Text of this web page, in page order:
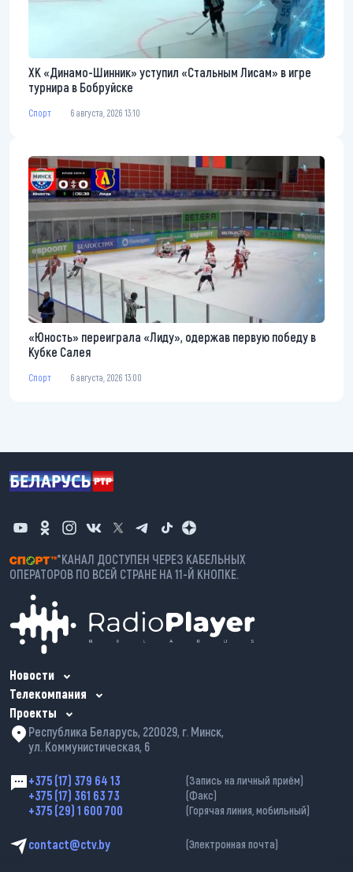
ХК «Динамо-Шинник» уступил «Стальным Лисам» в игре
турнира в Бобруйске
Спорт 6 августа, 2026 13:10
«Юность» переиграла «Лиду», одержав первую победу в
Кубке Салея
Спорт 6 августа, 2026 13:00
*КАНАЛ ДОСТУПЕН ЧЕРЕЗ КАБЕЛЬНЫХ
ОПЕРАТОРОВ ПО ВСЕЙ СТРАНЕ НА 11-Й КНОПКЕ.
Новости
Телекомпания
Проекты
Республика Беларусь, 220029, г. Минск,
ул. Коммунистическая, 6
+375 (17) 379 64 13 (Запись на личный приём)
+375 (17) 361 63 73 (Факс)
+375 (29) 1 600 700 (Горячая линия, мобильный)
contact@ctv.by (Электронная почта)